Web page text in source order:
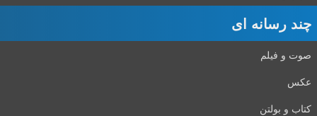
چند رسانه ای
صوت و فیلم
عکس
کتاب و بولتن